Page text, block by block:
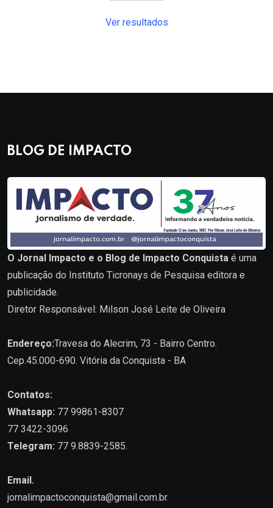
Ver resultados
BLOG DE IMPACTO
O Jornal Impacto e o Blog de Impacto Conquista é uma
publicação do Instituto Ticronays de Pesquisa editora e
publicidade.
Diretor Responsável: Milson José Leite de Oliveira
Endereço:Travesa do Alecrim, 73 - Bairro Centro.
Cep.45.000-690. Vitória da Conquista - BA
Contatos:
Whatsapp: 77 99861-8307
77 3422-3096
Telegram: 77 9.8839-2585.
Email.
jornalimpactoconquista@gmail.com.br.